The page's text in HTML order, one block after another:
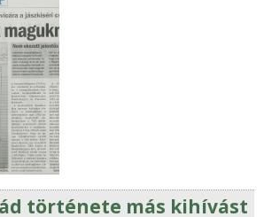
története más kihívást